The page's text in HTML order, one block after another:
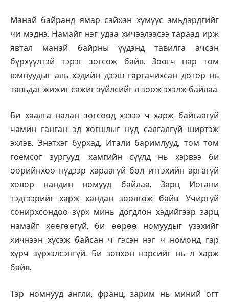
Манай байранд ямар сайхан хүмүүс амьдардгийг
чи мэднэ. Намайг нэг удаа хичээлээсээ тараад ирж
явтал манай байрны үүдэнд тавилга ачсан
бүрхүүлтэй тэрэг зогсож байв. Зөөгч нар том
юмнуудыг аль хэдийн дээш гаргачихсан дотор нь
тавьдаг жижиг сажиг зүйлсийг л зөөж эхэлж байлаа.
Би хаалга налан зогсоод хэзээ ч харж байгаагүй
чамин ганган эд хогшлыг нүд салгалгүй ширтэж
эхлэв. Энэтхэг бурхад, Итали баримлууд, том том
гоёмсог зургууд, хамгийн сүүлд нь хэрвээ би
өөрийнхөө нүдээр хараагүй бол итгэхийн аргагүй
ховор нандин номууд байлаа. Зарц Иогани
тэдгээрийг харж хандан зөөлгөж байв. Учиргүй
сонирхсондоо зүрх минь догдлон хэдийгээр зарц
намайг хөөгөөгүй, би өөрөө номуудыг үзэхийг
хичнээн хүсэж байсан ч гэсэн нэг ч номонд гар
хүрч зүрхэлсэнгүй. Би зөвхөн нэрсийг нь л харж
байв.
Тэр номнууд англи, франц, зарим нь миний огт